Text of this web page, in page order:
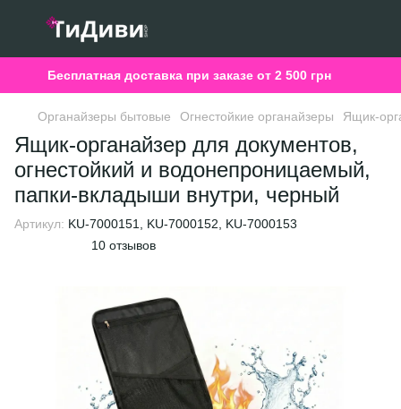
Бесплатная доставка при заказе от 2 500 грн
Органайзеры бытовые Огнестойкие органайзеры Ящик-
Ящик-органайзер для документов,
огнестойкий и водонепроницаемый,
папки-вкладыши внутри, черный
Артикул: KU-7000151, KU-7000152, KU-7000153
10 отзывов